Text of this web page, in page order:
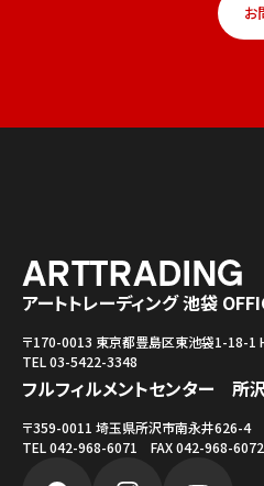
お
アートトレーディング 池袋
〒170-0013 東京都豊島区東池袋1-18-1
TEL 03-5422-3348
フルフィルメントセンター 所
〒359-0011 埼玉県所沢市南永井626-4
TEL 042-968-6071 FAX 042-968-6072